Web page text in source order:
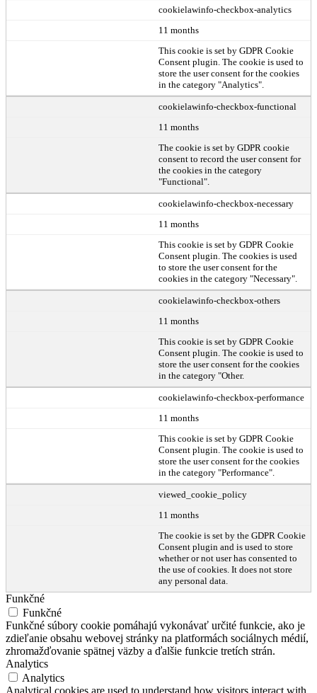
cookielawinfo-checkbox-analytics
11 months
This cookie is set by GDPR Cookie
Consent plugin. The cookie is used to
store the user consent for the cookies
in the category "Analytics".
cookielawinfo-checkbox-functional
11 months
The cookie is set by GDPR cookie
consent to record the user consent for
the cookies in the category
"Functional".
cookielawinfo-checkbox-necessary
11 months
This cookie is set by GDPR Cookie
Consent plugin. The cookies is used
to store the user consent for the
cookies in the category "Necessary".
cookielawinfo-checkbox-others
11 months
This cookie is set by GDPR Cookie
Consent plugin. The cookie is used to
store the user consent for the cookies
in the category "Other.
cookielawinfo-checkbox-performance
11 months
This cookie is set by GDPR Cookie
Consent plugin. The cookie is used to
store the user consent for the cookies
in the category "Performance".
viewed_cookie_policy
11 months
The cookie is set by the GDPR Cookie
Consent plugin and is used to store
whether or not user has consented to
the use of cookies. It does not store
any personal data.
Funkčné
Funkčné
Funkčné súbory cookie pomáhajú vykonávať určité funkcie, ako je
zdieľanie obsahu webovej stránky na platformách sociálnych médií,
zhromažďovanie spätnej väzby a ďalšie funkcie tretích strán.
Analytics
Analytics